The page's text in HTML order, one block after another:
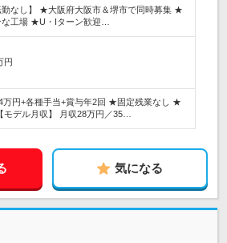
勤なし】 ★大阪府大阪市＆堺市で同時募集 ★
な工場 ★U・Iターン歓迎…
円
万円+各種手当+賞与年2回 ★固定残業なし ★
モデル月収】 月収28万円／35…
気になる